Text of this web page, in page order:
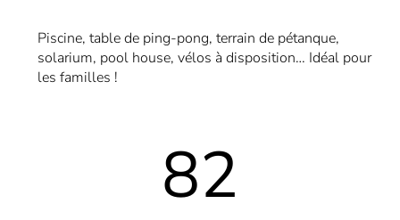
Piscine, table de ping-pong, terrain de pétanque,
solarium, pool house, vélos à disposition… Idéal pour
les familles !
82